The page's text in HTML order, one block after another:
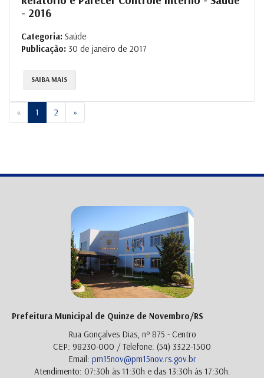
- 2016
Categoria: Saúde
Publicação: 30 de janeiro de 2017
SAIBA MAIS
« Previous
1 2 »
Prefeitura Municipal de Quinze de Novembro/RS
Rua Gonçalves Dias, nº 875 - Centro
CEP: 98230-000 / Telefone: (54) 3322-1500
Email: pm15nov@pm15nov.rs.gov.br
Atendimento: 07:30h às 11:30h e das 13:30h às 17:30h.